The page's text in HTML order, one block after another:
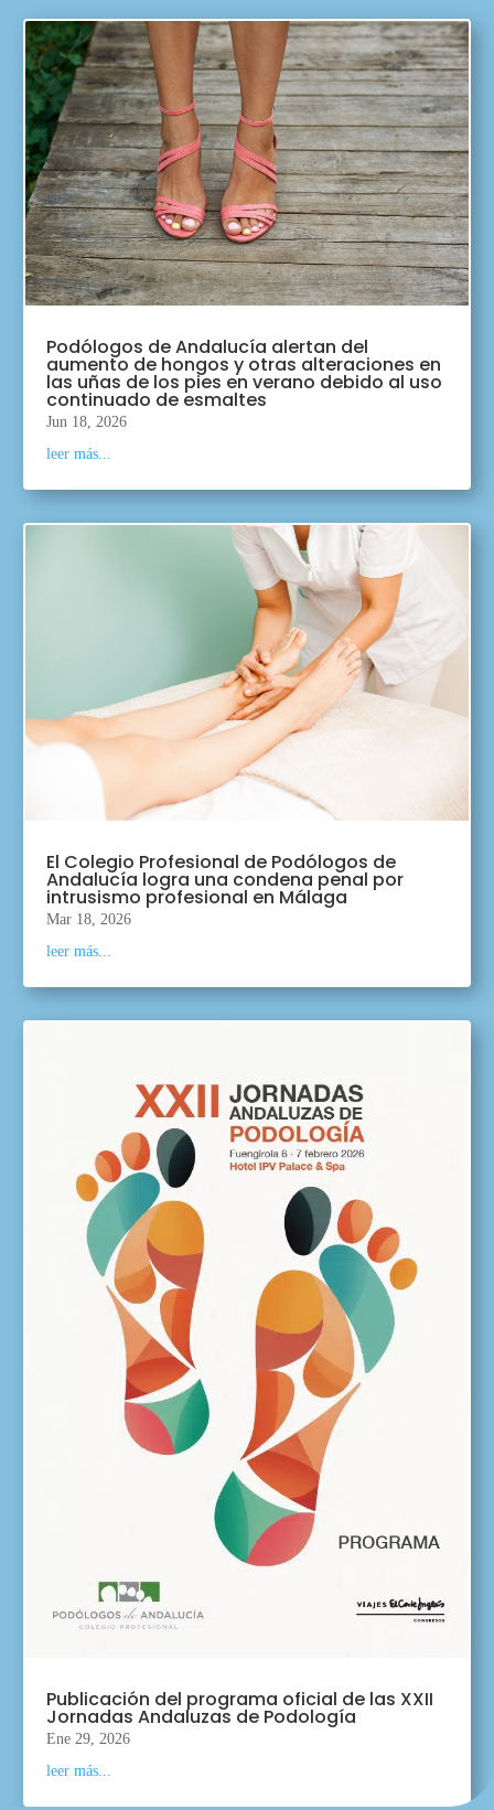
Podólogos de Andalucía alertan del
aumento de hongos y otras alteraciones en
las uñas de los pies en verano debido al uso
continuado de esmaltes
Jun 18, 2026
leer más...
El Colegio Profesional de Podólogos de
Andalucía logra una condena penal por
intrusismo profesional en Málaga
Mar 18, 2026
leer más...
Publicación del programa oficial de las XXII
Jornadas Andaluzas de Podología
Ene 29, 2026
leer más...